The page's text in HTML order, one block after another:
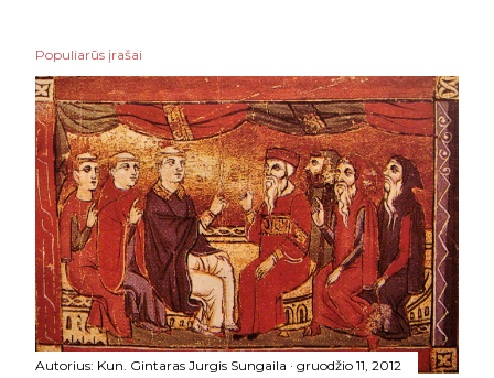
Populiarūs įrašai
Autorius: Kun. Gintaras Jurgis Sungaila gruodžio 11, 2012